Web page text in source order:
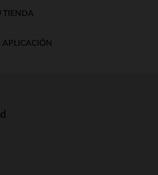
TIENDA
APLICACIÓN